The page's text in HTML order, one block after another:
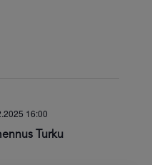
Turku
16:00